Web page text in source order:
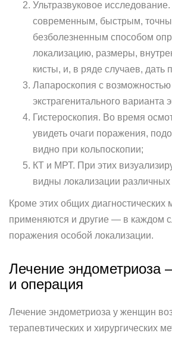
Ультразвуковое
современным, быстрым,
безболезненным способом
локализацию, размеры,
кисты, и, в ряде случаев, дать
Лапароскопия с
экстрагенитального варианта
Гистероскопия. Во время
увидеть очаги поражения,
видно при кольпоскопии;
КТ и МРТ. При этих
видны локализации различных
Кроме этих общих диагностических
применяются и другие — в каждом
поражения особой локализации.
Лечение эндометриоза
и операция
Лечение эндометриоза у женщин
терапевтических и хирургических